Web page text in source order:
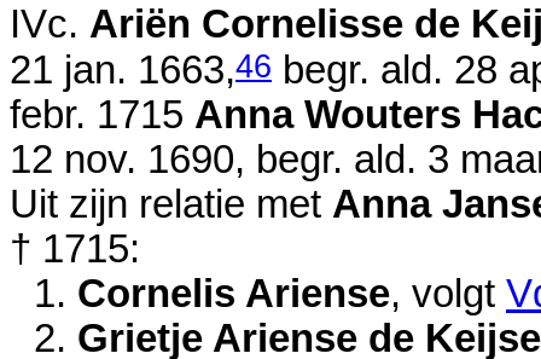
IVc. Ariën Cornelisse de
21 jan. 1663,46 begr. ald. 28
febr. 1715 Anna Wouters
12 nov. 1690, begr. ald. 3
Uit zijn relatie met Anna
† 1715:
1. Cornelis Ariense, volgt
2. Grietje Ariense de